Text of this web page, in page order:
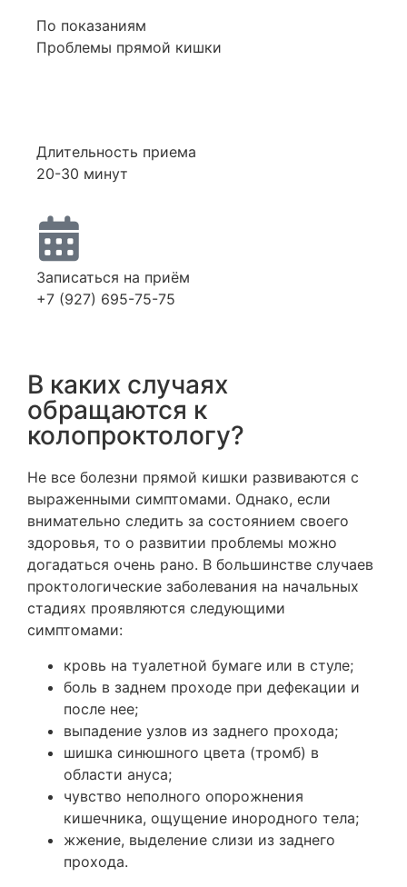
По показаниям
Проблемы прямой кишки
Длительность приема
20-30 минут
Записаться на приём
+7 (927) 695-75-75
В каких случаях
обращаются к
колопроктологу?
Не все болезни прямой кишки развиваются с
выраженными симптомами. Однако, если
внимательно следить за состоянием своего
здоровья, то о развитии проблемы можно
догадаться очень рано. В большинстве случаев
проктологические заболевания на начальных
стадиях проявляются следующими
симптомами:
кровь на туалетной бумаге или в стуле;
боль в заднем проходе при дефекации и
после нее;
выпадение узлов из заднего прохода;
шишка синюшного цвета (тромб) в
области ануса;
чувство неполного опорожнения
кишечника, ощущение инородного тела;
жжение, выделение слизи из заднего
прохода.